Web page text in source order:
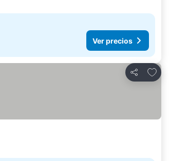
Ver precios
Compartir
Añadir a